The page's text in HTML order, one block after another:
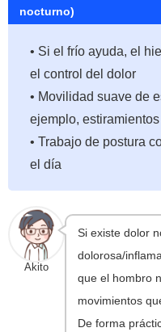
nocturno)
• Si el frío ayuda, el
el control del dolor
• Movilidad suave de
ejemplo,
• Trabajo de postura
el día
Akito
Si existe dolor
dolorosa/
que el hombro
movimientos
De forma